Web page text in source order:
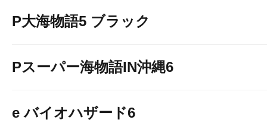
P大海物語5 ブラック
Pスーパー海物語IN沖縄6
e バイオハザード6